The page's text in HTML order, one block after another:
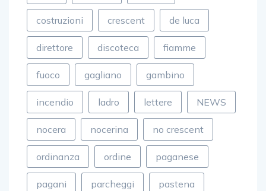
costruzioni crescent de luca
direttore discoteca fiamme
fuoco gagliano gambino
incendio ladro lettere NEWS
nocera nocerina no crescent
ordinanza ordine paganese
pagani parcheggi pastena